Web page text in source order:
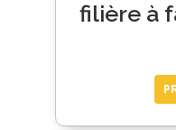
filière à